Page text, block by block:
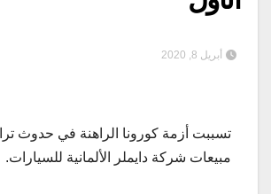
أبريل 8, 2020
تسببت أزمة كورونا الراهنة في حدوث
مبيعات شركة دايملر الألمانية للسيارات.